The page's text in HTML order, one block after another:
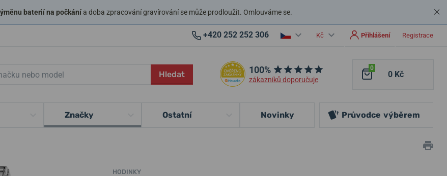
baterií na počkánía doba zpracování gravírování se může prodloužit. Omlouváme se.
+420 252 252 306 Kč Přihlášení Registrace
Hledat 100%
zákazníků doporučuje
0
0 Kč
Značky Ostatní Novinky Průvodce výběrem
HODINKY